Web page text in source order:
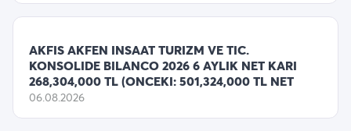
AKFIS AKFEN INSAAT TURIZM VE TIC.
KONSOLIDE BILANCO 2026 6 AYLIK NET KARI
268,304,000 TL (ONCEKI: 501,324,000 TL NET
06.08.2026